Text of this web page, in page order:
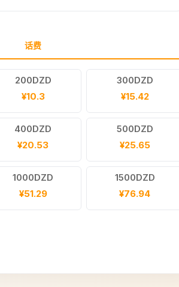
话费
200DZD
¥10.3
300DZD
¥15.42
400DZD
¥20.53
500DZD
¥25.65
1000DZD
¥51.29
1500DZD
¥76.94